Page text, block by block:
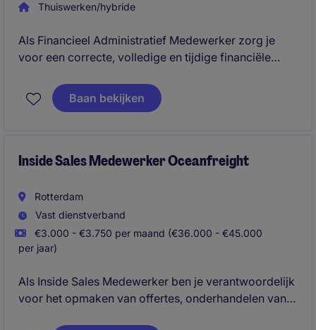
Thuiswerken/hybride
Als Financieel Administratief Medewerker zorg je
voor een correcte, volledige en tijdige financiële
analyses. Je bent een belangrijke schakel binnen het
finance team en draagt actief bij aan het verbeteren
Baan bekijken
Inside Sales Medewerker Oceanfreight
Rotterdam
Vast dienstverband
€3.000 - €3.750 per maand (€36.000 - €45.000
per jaar)
Als Inside Sales Medewerker ben je verantwoordelijk
voor het opmaken van offertes, onderhandelen van